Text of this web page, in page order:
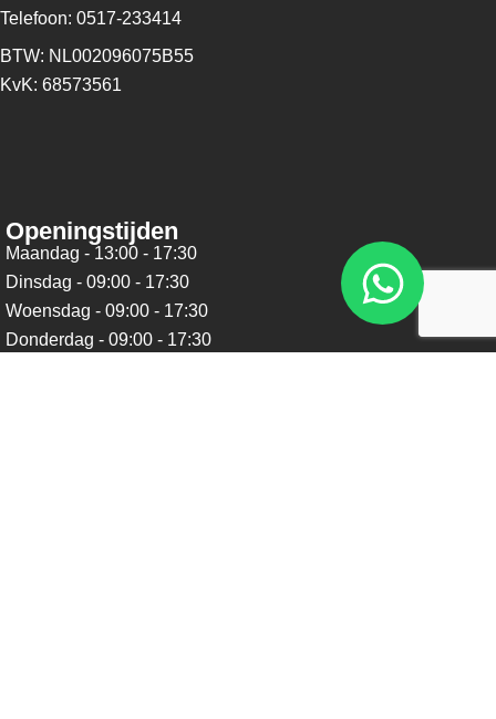
Telefoon: 0517-233414
BTW: NL002096075B55
KvK: 68573561
Openingstijden
Maandag - 13:00 - 17:30
Dinsdag - 09:00 - 17:30
Woensdag - 09:00 - 17:30
Donderdag - 09:00 - 17:30